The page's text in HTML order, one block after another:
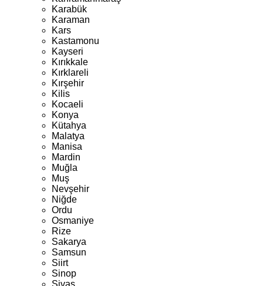
Karabük
Karaman
Kars
Kastamonu
Kayseri
Kırıkkale
Kırklareli
Kırşehir
Kilis
Kocaeli
Konya
Kütahya
Malatya
Manisa
Mardin
Muğla
Muş
Nevşehir
Niğde
Ordu
Osmaniye
Rize
Sakarya
Samsun
Siirt
Sinop
Sivas